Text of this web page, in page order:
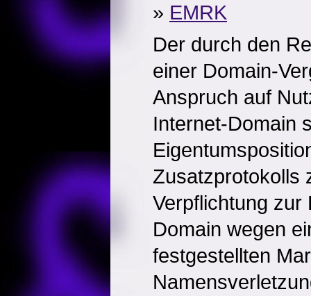
» EMRK
Der durch den
einer Domain-
Anspruch auf
Internet-Domain
Zusatzprotokolls
Verpflichtung zur
Domain wegen
festgestellten